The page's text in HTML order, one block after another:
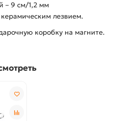
– 9 см/1,2 мм
лезвием.
коробку на магните.